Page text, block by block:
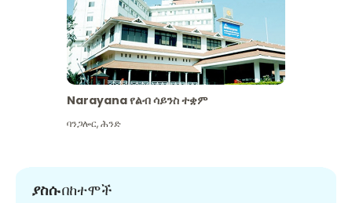
Narayana የልብ ሳይንስ ተቋም
ባንጋሎር,ሕንድ
ያስሱበከተሞች